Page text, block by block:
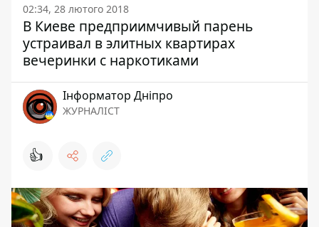
02:34, 28 лютого 2018
В Киеве предприимчивый парень
устраивал в элитных квартирах
вечеринки с наркотиками
Інформатор Дніпро
ЖУРНАЛІСТ
👍